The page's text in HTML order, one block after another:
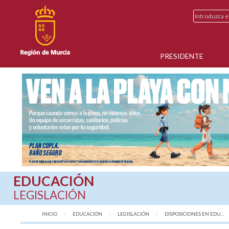
PRESIDENTE
EDUCACIÓN
LEGISLACIÓN
INICIO EDUCACIÓN LEGISLACIÓN DISPOSICIONES EN EDU...